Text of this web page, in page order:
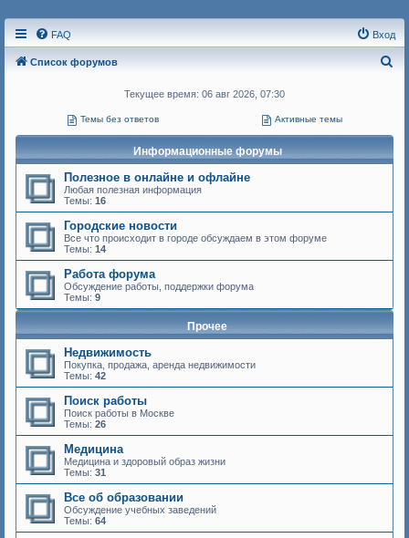
FAQ Вход
Список форумов
Текущее время: 06 авг 2026, 07:30
Темы без ответов Активные темы
Информационные форумы
Полезное в онлайне и офлайне
Любая полезная информация
Темы: 16
Городские новости
Все что происходит в городе обсуждаем в этом форуме
Темы: 14
Работа форума
Обсуждение работы, поддержки форума
Темы: 9
Прочее
Недвижимость
Покупка, продажа, аренда недвижимости
Темы: 42
Поиск работы
Поиск работы в Москве
Темы: 26
Медицина
Медицина и здоровый образ жизни
Темы: 31
Все об образовании
Обсуждение учебных заведений
Темы: 64